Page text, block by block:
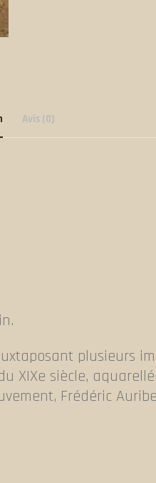
Avis (0)
plusieurs
XIXe siècle,
Frédéric